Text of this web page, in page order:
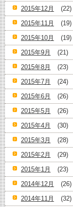
2015年12月
(22)
2015年11月
(19)
2015年10月
(19)
2015年9月
(21)
2015年8月
(23)
2015年7月
(24)
2015年6月
(26)
2015年5月
(26)
2015年4月
(30)
2015年3月
(28)
2015年2月
(29)
2015年1月
(23)
2014年12月
(26)
2014年11月
(32)